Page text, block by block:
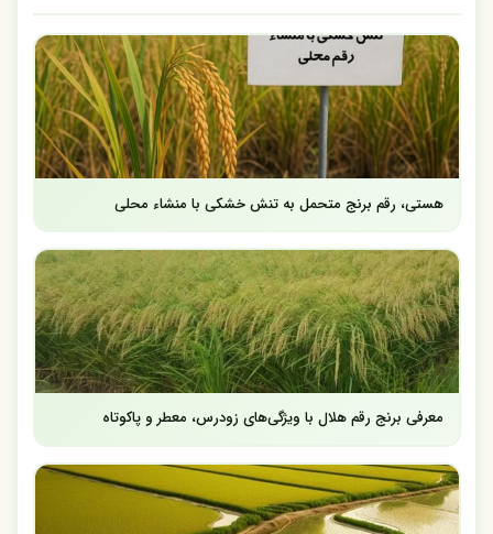
هستی، رقم برنج متحمل به تنش خشکی با منشاء محلی
معرفی برنج رقم هلال با ویژگی‌های زودرس، معطر و پاکوتاه